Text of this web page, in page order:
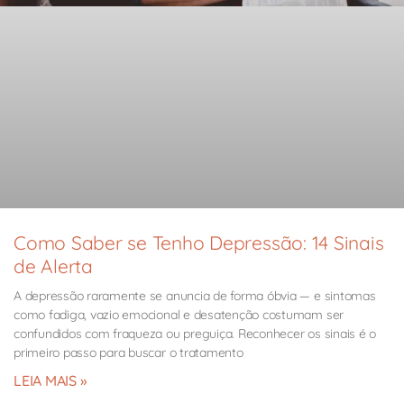
Como Saber se Tenho Depressão: 14 Sinais
de Alerta
A depressão raramente se anuncia de forma óbvia — e sintomas
como fadiga, vazio emocional e desatenção costumam ser
confundidos com fraqueza ou preguiça. Reconhecer os sinais é o
primeiro passo para buscar o tratamento
LEIA MAIS »